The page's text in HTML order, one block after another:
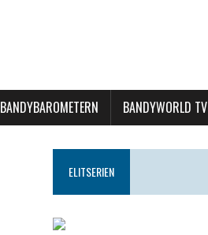
BANDYBAROMETERN BANDYWORLD TV
ELITSERIEN